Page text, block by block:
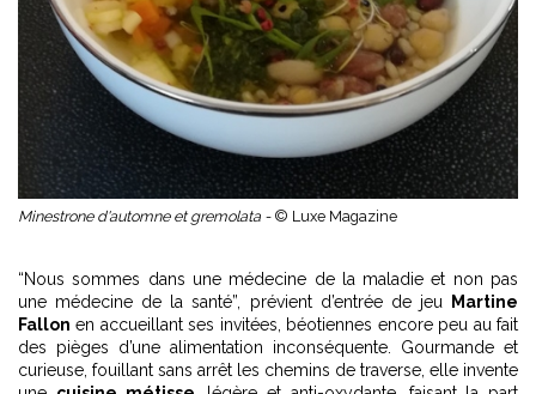
Minestrone d'automne et gremolata - © Luxe Magazine
“Nous sommes dans une médecine de la maladie et non pas
une médecine de la santé”, prévient d’entrée de jeu
Martine
Fallon en accueillant ses invitées, béotiennes encore peu au fait
des pièges d’une alimentation inconséquente. Gourmande et
curieuse, fouillant sans arrêt les chemins de traverse, elle invente